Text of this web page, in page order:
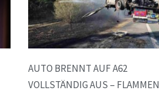
AUTO BRENNT AUF A62
VOLLSTÄNDIG AUS – FLAMMEN